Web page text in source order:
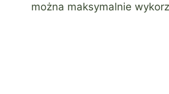
można maksymalnie